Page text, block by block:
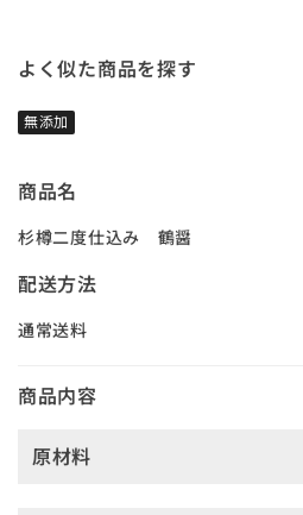
よく似た商品を探す
無添加
商品名
杉樽二度仕込み 鶴醤
配送方法
通常送料
商品内容
原材料